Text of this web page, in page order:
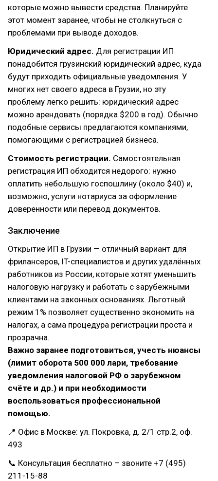
которые можно вывести средства. Планируйте
этот момент заранее, чтобы не столкнуться с
проблемами при выводе доходов.
Юридический адрес. Для регистрации ИП
понадобится грузинский юридический адрес, куда
будут приходить официальные уведомления. У
многих нет своего адреса в Грузии, но эту
проблему легко решить: юридический адрес
можно арендовать (порядка $200 в год). Обычно
подобные сервисы предлагаются компаниями,
помогающими с регистрацией бизнеса.
Стоимость регистрации. Самостоятельная
регистрация ИП обходится недорого: нужно
оплатить небольшую госпошлину (около $40) и,
возможно, услуги нотариуса за оформление
доверенности или перевод документов.
Заключение
Открытие ИП в Грузии — отличный вариант для
фрилансеров, IT-специалистов и других удалённых
работников из России, которые хотят уменьшить
налоговую нагрузку и работать с зарубежными
клиентами на законных основаниях. Льготный
режим 1% позволяет существенно экономить на
налогах, а сама процедура регистрации проста и
прозрачна.
Важно заранее подготовиться, учесть нюансы
(лимит оборота 500 000 лари, требование
уведомления налоговой РФ о зарубежном
счёте и др.) и при необходимости
воспользоваться профессиональной
помощью.
📍 Офис в Москве: ул. Покровка, д. 2/1 стр.2, оф.
493
📞 Консультация бесплатно – звоните +7 (495)
211-15-88